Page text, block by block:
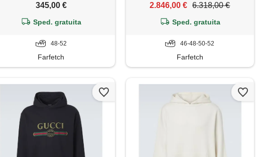
345,00 €
Sped. gratuita
48-52
Farfetch
2.846,00 € 6.318,00 €
Sped. gratuita
46-48-50-52
Farfetch